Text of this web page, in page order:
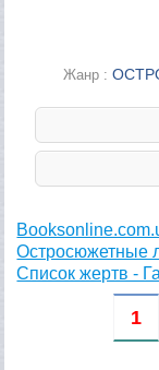
Жанр :
Остросюжетные
Список жертв -
1